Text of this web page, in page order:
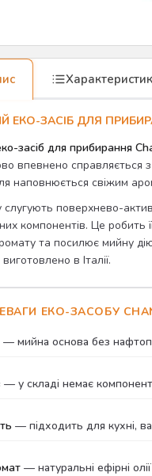
ЕКО-ЗАСІБ ДЛЯ
засіб для прибирання
впевнено справляється
наповнюється свіжим
поверхнево-
компонентів. Це робить
та посилює мийну
в Італії.
ЕКО-ЗАСОБУ
— мийна основа без
— у складі немає
— підходить для кухні,
— натуральні ефірні